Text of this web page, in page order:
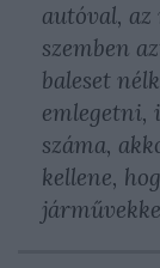
autóval, az
szemben
baleset
emlegetni,
száma,
kellene,